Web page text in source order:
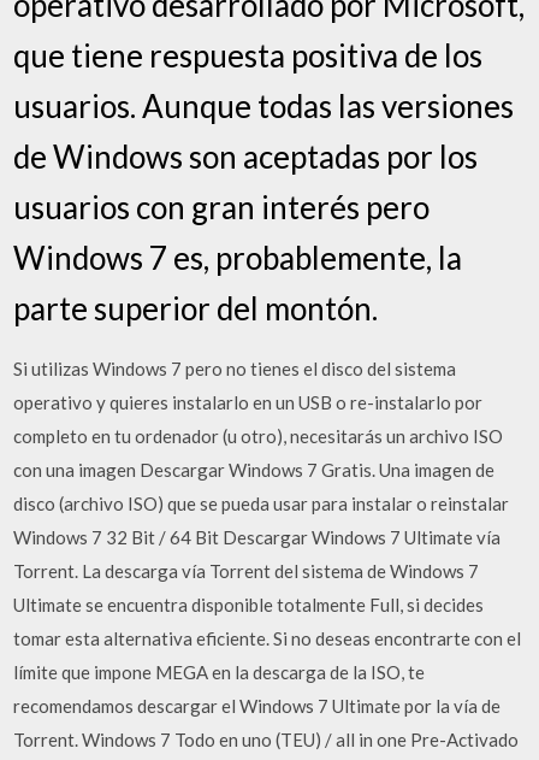
que tiene respuesta positiva de los
usuarios. Aunque todas las versiones
de Windows son aceptadas por los
usuarios con gran interés pero
Windows 7 es, probablemente, la
parte superior del montón.
Si utilizas Windows 7 pero no tienes el disco del sistema
operativo y quieres instalarlo en un USB o re-instalarlo por
completo en tu ordenador (u otro), necesitarás un archivo ISO
con una imagen Descargar Windows 7 Gratis. Una imagen de
disco (archivo ISO) que se pueda usar para instalar o reinstalar
Windows 7 32 Bit / 64 Bit Descargar Windows 7 Ultimate vía
Torrent. La descarga vía Torrent del sistema de Windows 7
Ultimate se encuentra disponible totalmente Full, si decides
tomar esta alternativa eficiente. Si no deseas encontrarte con el
límite que impone MEGA en la descarga de la ISO, te
recomendamos descargar el Windows 7 Ultimate por la vía de
Torrent. Windows 7 Todo en uno (TEU) / all in one Pre-Activado